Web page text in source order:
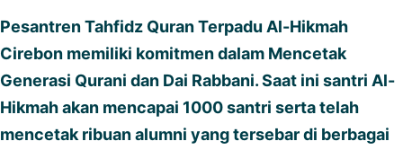
Pesantren Tahfidz Quran Terpadu Al-Hikmah
Cirebon memiliki komitmen dalam Mencetak
Generasi Qurani dan Dai Rabbani. Saat ini santri Al-
Hikmah akan mencapai 1000 santri serta telah
mencetak ribuan alumni yang tersebar di berbagai